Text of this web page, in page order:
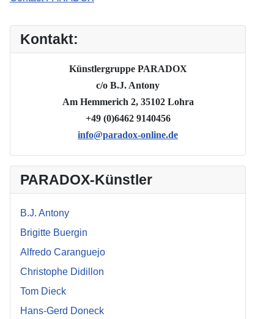
Kontakt:
Künstlergruppe PARADOX
c/o B.J. Antony
Am Hemmerich 2, 35102 Lohra
+49 (0)6462 9140456
info@paradox-online.de
PARADOX-Künstler
B.J. Antony
Brigitte Buergin
Alfredo Caranguejo
Christophe Didillon
Tom Dieck
Hans-Gerd Doneck